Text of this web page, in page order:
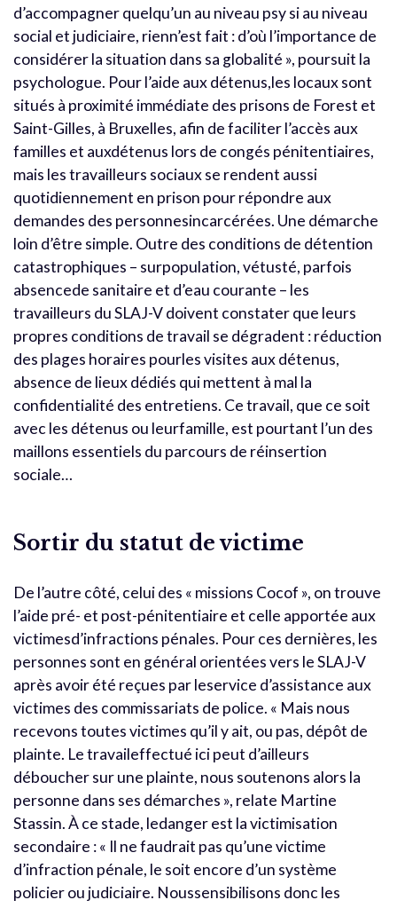
d’accompagner quelqu’un au niveau psy si au niveau
social et judiciaire, rienn’est fait : d’où l’importance de
considérer la situation dans sa globalité », poursuit la
psychologue. Pour l’aide aux détenus,les locaux sont
situés à proximité immédiate des prisons de Forest et
Saint-Gilles, à Bruxelles, afin de faciliter l’accès aux
familles et auxdétenus lors de congés pénitentiaires,
mais les travailleurs sociaux se rendent aussi
quotidiennement en prison pour répondre aux
demandes des personnesincarcérées. Une démarche
loin d’être simple. Outre des conditions de détention
catastrophiques – surpopulation, vétusté, parfois
absencede sanitaire et d’eau courante – les
travailleurs du SLAJ-V doivent constater que leurs
propres conditions de travail se dégradent : réduction
des plages horaires pourles visites aux détenus,
absence de lieux dédiés qui mettent à mal la
confidentialité des entretiens. Ce travail, que ce soit
avec les détenus ou leurfamille, est pourtant l’un des
maillons essentiels du parcours de réinsertion
sociale…
Sortir du statut de victime
De l’autre côté, celui des « missions Cocof », on trouve
l’aide pré- et post-pénitentiaire et celle apportée aux
victimesd’infractions pénales. Pour ces dernières, les
personnes sont en général orientées vers le SLAJ-V
après avoir été reçues par leservice d’assistance aux
victimes des commissariats de police. « Mais nous
recevons toutes victimes qu’il y ait, ou pas, dépôt de
plainte. Le travaileffectué ici peut d’ailleurs
déboucher sur une plainte, nous soutenons alors la
personne dans ses démarches », relate Martine
Stassin. À ce stade, ledanger est la victimisation
secondaire : « Il ne faudrait pas qu’une victime
d’infraction pénale, le soit encore d’un système
policier ou judiciaire. Noussensibilisons donc les